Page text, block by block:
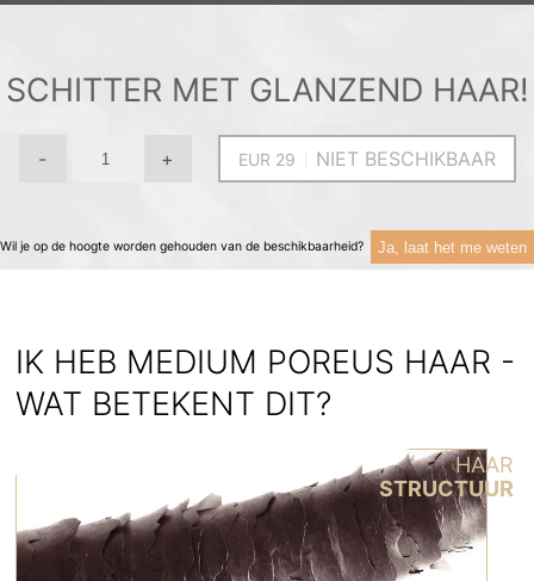
SCHITTER MET GLANZEND HAAR!
- + NIET BESCHIKBAAR
Wil je op de hoogte worden gehouden van de beschikbaarheid? Ja, laat het me weten
IK HEB MEDIUM POREUS HAAR -
WAT BETEKENT DIT?
HAAR
STRUCTUUR